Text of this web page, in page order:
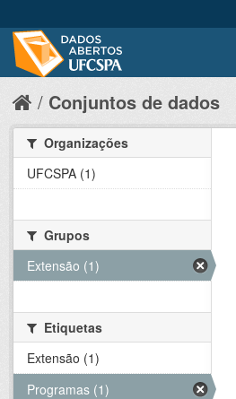
Conjuntos de dados
Organizações
UFCSPA (1)
Grupos
Extensão (1)
Etiquetas
Extensão (1)
Programas (1)